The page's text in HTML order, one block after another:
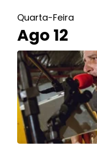
Quarta-Feira
Ago 12